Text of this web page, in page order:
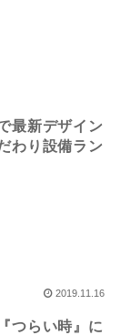
最新デザイン
わり設備ラン
2019.11.16
つらい時』に